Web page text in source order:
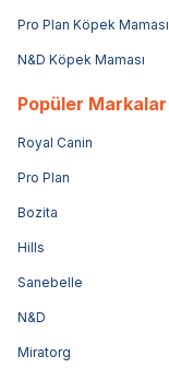
Pro Plan Köpek Maması
N&D Köpek Maması
Popüler Markalar
Royal Canin
Pro Plan
Bozita
Hills
Sanebelle
N&D
Miratorg